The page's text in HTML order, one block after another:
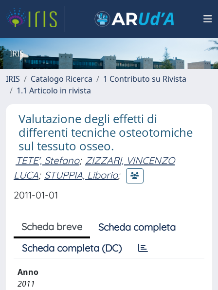
IRIS
IRIS Catalogo Ricerca
1 Contributo su Rivista
1.1 Articolo in rivista
Valutazione degli effetti di
differenti tecniche osteotomiche
sul tessuto osseo.
TETE', Stefano; ZIZZARI, VINCENZO
LUCA; STUPPIA, Liborio;
2011-01-01
Scheda breve
Scheda completa
Scheda completa (DC)
Anno
2011